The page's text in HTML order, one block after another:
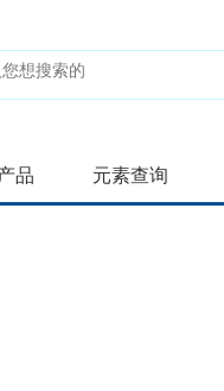
品 元素查询